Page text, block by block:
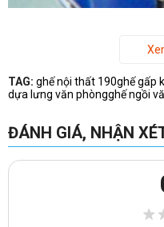
TAG: ghế nội thất 190ghế gấp
dựa lưng văn phòngghế ngồi
ĐÁNH GIÁ, NHẬN